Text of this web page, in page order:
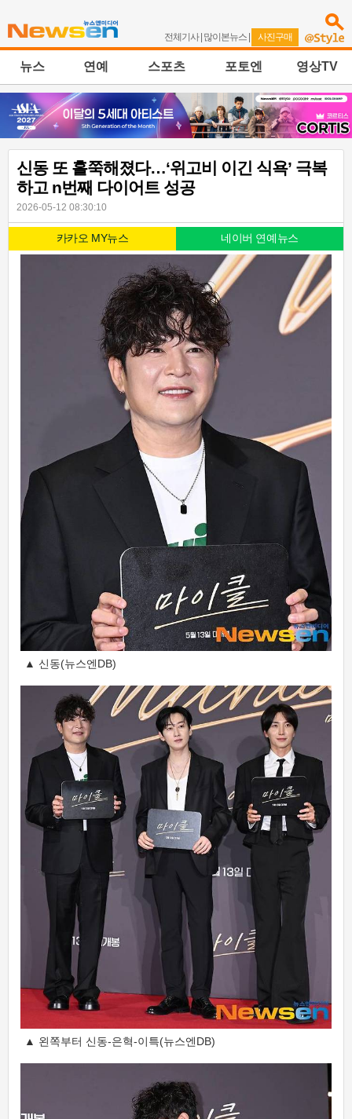
전체기사| 많이본뉴스 | 사진구매
뉴스 연예 스포츠 포토엔 영상TV
신동 또 홀쭉해졌다…‘위고비 이긴 식욕’ 극복
하고 n번째 다이어트 성공
2026-05-12 08:30:10
카카오 MY뉴스 네이버 연예뉴스
▲ 신동(뉴스엔DB)
▲ 왼쪽부터 신동-은혁-이특(뉴스엔DB)